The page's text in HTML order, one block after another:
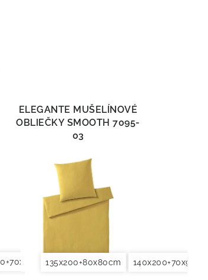
200x200+2x70x90cm
140x220+70x90cm
ELEGANTE MUŠELÍNOVÉ
OBLIEČKY SMOOTH 7095-
03
135x200+80x80cm